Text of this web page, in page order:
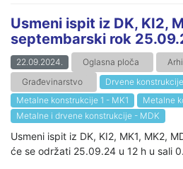
Usmeni ispit iz DK, KI2,
septembarski rok
22.09.2024. Oglasna ploča
Građevinarstvo
Drvene
Metalne konstrukcije 1 - MK1
Metalne
Metalne i drvene konstrukcije - MDK
Usmeni ispit iz DK, KI2, MK1, MK2,
će se održati 25.09.24 u 12 h u sali